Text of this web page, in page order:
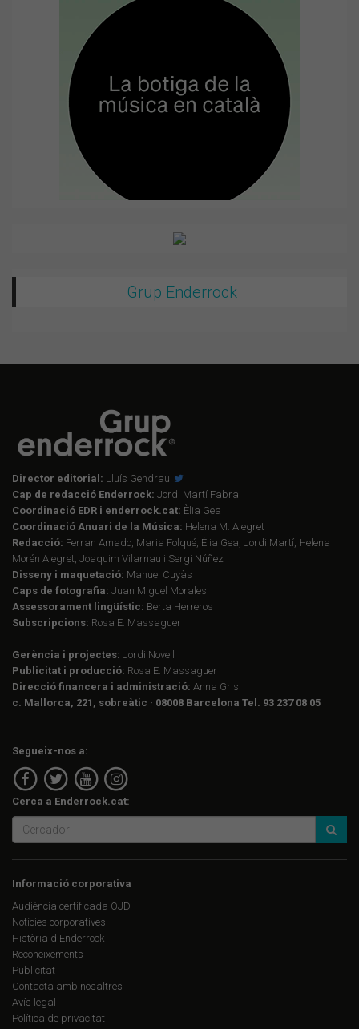
Grup Enderrock
Director editorial: Lluís Gendrau
Cap de redacció Enderrock: Jordi Martí Fabra
Coordinació EDR i enderrock.cat: Èlia Gea
Coordinació Anuari de la Música: Helena M. Alegret
Redacció: Ferran Amado, Maria Folqué, Èlia Gea, Jordi Martí, Helena
Morén Alegret, Joaquim Vilarnau i Sergi Núñez
Disseny i maquetació: Manuel Cuyàs
Caps de fotografia: Juan Miguel Morales
Assessorament lingüístic: Berta Herreros
Subscripcions: Rosa E. Massaguer
Gerència i projectes: Jordi Novell
Publicitat i producció: Rosa E. Massaguer
Direcció financera i administració: Anna Gris
c. Mallorca, 221, sobreàtic · 08008 Barcelona Tel. 93 237 08 05
Segueix-nos a:
Cerca a Enderrock.cat:
Informació corporativa
Audiència certificada OJD
Notícies corporatives
Història d'Enderrock
Reconeixements
Publicitat
Contacta amb nosaltres
Avís legal
Política de privacitat